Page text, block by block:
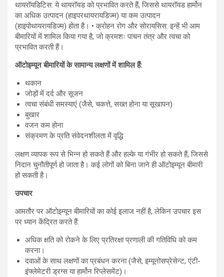
थायरॉयडिटिस: ये थायरॉयड को प्रभावित करते हैं, जिससे थायरॉयड हार्मोन
का अधिक उत्पादन (हाइपरथायरायडिज्म) या कम उत्पादन
(हाइपोथायरायडिज्म) होता है। • क्रोहन रोग और सोरायसिस: इन्हें भी आम
बीमारियों में शामिल किया गया है, जो क्रमशः पाचन तंत्र और त्वचा को
प्रभावित करती हैं।
ऑटोइम्यून बीमारियों के सामान्य लक्षणों में शामिल हैं:
थकान
जोड़ों में दर्द और सूजन
त्वचा संबंधी समस्याएं (जैसे, चकत्ते, सख्त होना या सूखापन)
बुखार
वजन कम होना
संक्रमण के प्रति संवेदनशीलता में वृद्धि
लक्षण व्यापक रूप से भिन्न हो सकते हैं और हल्के या गंभीर हो सकते हैं, जिससे
निदान चुनौतीपूर्ण हो जाता है। कई लोगों को बिना जाने ही ऑटोइम्यून बीमारी
हो सकती है।
उपचार
आमतौर पर ऑटोइम्यून बीमारियों का कोई इलाज नहीं है, लेकिन उपचार इस
पर ध्यान केंद्रित करते हैं:
अधिक क्षति को रोकने के लिए प्रतिरक्षा प्रणाली की गतिविधि को कम
करना।
दवाओं के साथ लक्षणों का प्रबंधन करना (जैसे, इम्यूनोसप्रेसेन्ट, एंटी-
इंफ्लेमेटरी ड्रग्स या हार्मोन रिप्लेसमेंट)।